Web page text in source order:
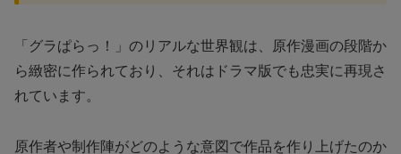
「グラぱらっ！」のリアルな世界観は、原作漫画の段階か
ら緻密に作られており、それはドラマ版でも忠実に再現さ
れています。
原作者や制作陣がどのような意図で作品を作り上げたのか